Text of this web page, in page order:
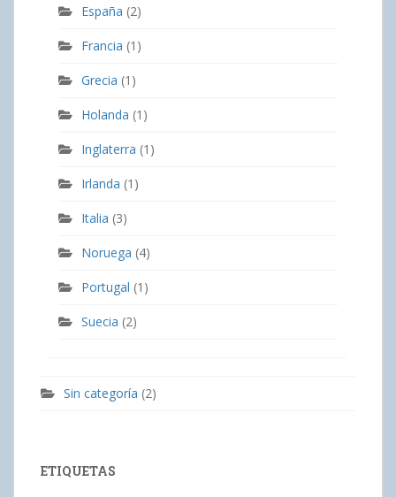
España (2)
Francia (1)
Grecia (1)
Holanda (1)
Inglaterra (1)
Irlanda (1)
Italia (3)
Noruega (4)
Portugal (1)
Suecia (2)
Sin categoría (2)
ETIQUETAS